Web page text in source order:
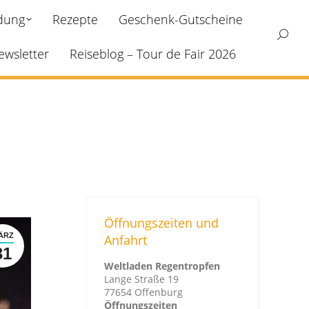
Rezepte Geschenk-Gutscheine
Reiseblog – Tour de Fair 2026
Öffnungszeiten und
Anfahrt
Weltladen Regentropfen
Lange Straße 19
77654 Offenburg
Öffnungszeiten